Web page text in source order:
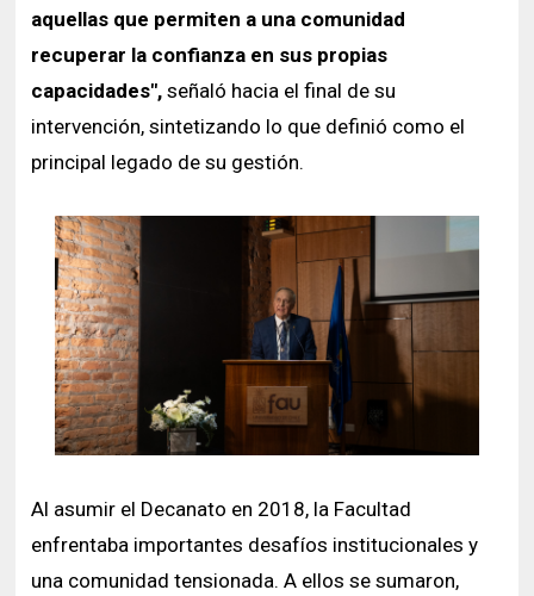
aquellas que permiten a una comunidad
recuperar la confianza en sus propias
capacidades", señaló hacia el final de su
intervención, sintetizando lo que definió como el
principal legado de su gestión.
Al asumir el Decanato en 2018, la Facultad
enfrentaba importantes desafíos institucionales y
una comunidad tensionada. A ellos se sumaron,